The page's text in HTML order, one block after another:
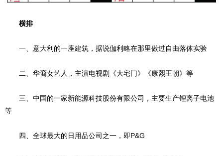
横排
一、意大利的一座建筑，据说伽利略在那里做过自由落体实验
二、华裔女艺人，主演电视剧《大宅门》《康熙王朝》等
三、中国的一家新能源科技股份有限公司，主要生产锂离子电池
等
四、全球最大的日用品公司之一，即P&G